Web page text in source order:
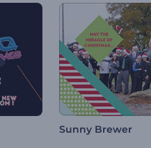
Sunny Brewer